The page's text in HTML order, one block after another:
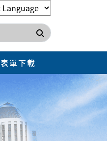
搜尋
表單下載